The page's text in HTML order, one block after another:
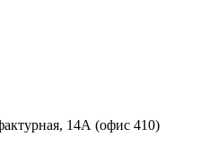
14А (офис 410)